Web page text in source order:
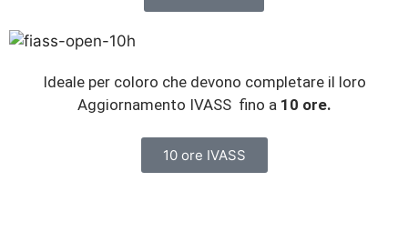
Ideale per coloro che devono completare il loro
Aggiornamento IVASS fino a 10 ore.
10 ore IVASS